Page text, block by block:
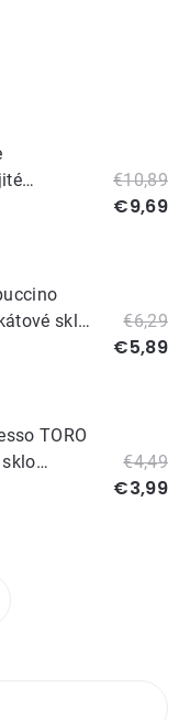
€10,89
€9,69
sklo
€6,29
€5,89
TORO
€4,49
€3,99